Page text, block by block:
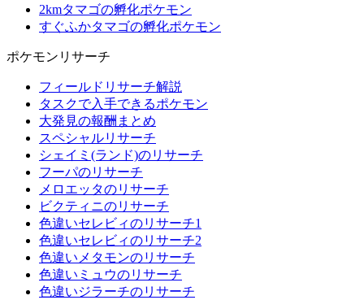
2kmタマゴの孵化ポケモン
すぐふかタマゴの孵化ポケモン
ポケモンリサーチ
フィールドリサーチ解説
タスクで入手できるポケモン
大発見の報酬まとめ
スペシャルリサーチ
シェイミ(ランド)のリサーチ
フーパのリサーチ
メロエッタのリサーチ
ビクティニのリサーチ
色違いセレビィのリサーチ1
色違いセレビィのリサーチ2
色違いメタモンのリサーチ
色違いミュウのリサーチ
色違いジラーチのリサーチ